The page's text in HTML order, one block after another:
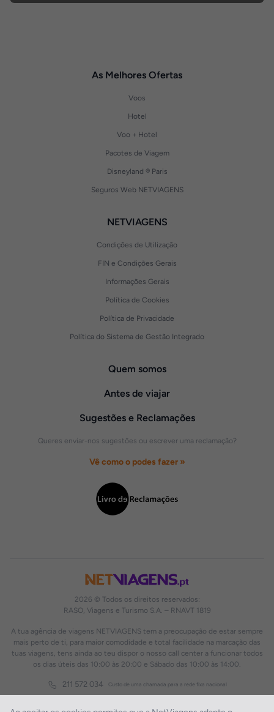
2026 © Todos os direitos reservados:
RASO, Viagens e Turismo S.A. – RNAVT 1819
A tua agência de viagens NETVIAGENS tem a preocupação de estar sempre
mais perto de ti, para maior comodidade e total facilidade na marcação das
tuas viagens, tens ainda ao teu dispor o nosso call center a funcionar todos
os dias úteis das 10:00 às 20:00 e Sábado das 10:00 às 14:00.
211 572 034 Custo de uma chamada para a rede fixa nacional
As Melhores Ofertas
Voos
Hotel
Voo + Hotel
Pacotes de Viagem
Disneyland ® Paris
Seguros Web NETVIAGENS
NETVIAGENS
Condições de Utilização
FIN e Condições Gerais
Informações Gerais
Política de Cookies
Política de Privacidade
Política do Sistema de Gestão Integrado
Quem somos
Antes de viajar
Sugestões e Reclamações
Queres enviar-nos sugestões ou escrever uma reclamação?
Vê como o podes fazer »